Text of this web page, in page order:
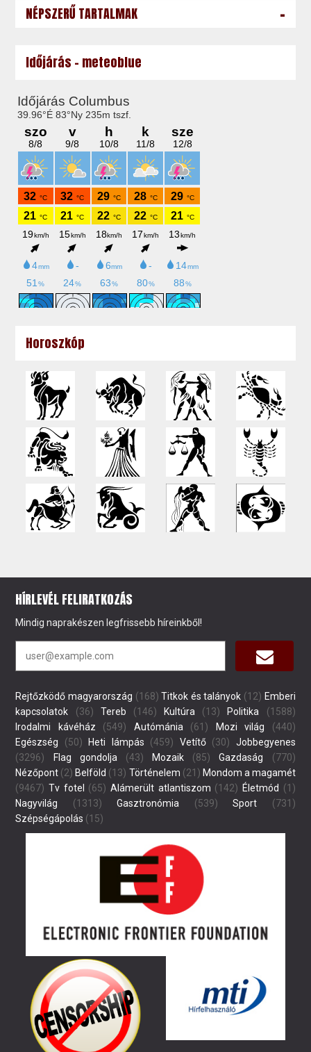
NÉPSZERŰ TARTALMAK -
Időjárás - meteoblue
Horoszkóp
HÍRLEVÉL FELIRATKOZÁS
Mindig naprakészen legfrissebb híreinkből!
Rejtőzködő magyarország (168) Titkok és talányok (12) Emberi
kapcsolatok (36) Tereb (146) Kultúra (13) Politika (1588)
Irodalmi kávéház (549) Autómánia(61) Mozi világ (440)
Egészség (50) Heti lámpás (459) Vetítő(30)
Jobbegyenes
(3296)
Flag gondolja(43) Mozaik (85) Gazdaság (770)
Nézőpont (2) Belföld (13) Történelem (21) Mondom a magamét
(9467) Tv fotel (65) Alámerült atlantiszom (142) Életmód (1)
Nagyvilág (1313) Gasztronómia (539) Sport (731)
Szépségápolás (15)